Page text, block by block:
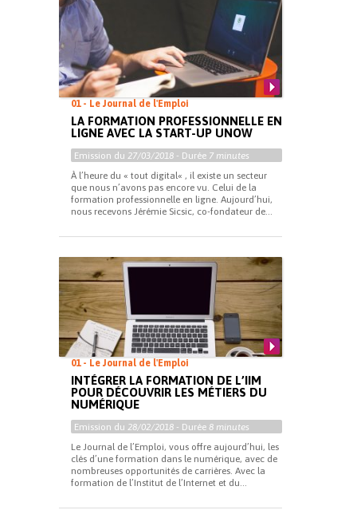
01 - Le Journal de l'Emploi
LA FORMATION PROFESSIONNELLE EN
LIGNE AVEC LA START-UP UNOW
Emission du 27/03/2018 - Durée 7 minutes
À l’heure du « tout digital« , il existe un secteur
que nous n’avons pas encore vu. Celui de la
formation professionnelle en ligne. Aujourd’hui,
nous recevons Jérémie Sicsic, co-fondateur de...
01 - Le Journal de l'Emploi
INTÉGRER LA FORMATION DE L’IIM
POUR DÉCOUVRIR LES MÉTIERS DU
NUMÉRIQUE
Emission du 28/02/2018 - Durée 8 minutes
Le Journal de l’Emploi, vous offre aujourd’hui, les
clés d’une formation dans le numérique, avec de
nombreuses opportunités de carrières. Avec la
formation de l’Institut de l’Internet et du...